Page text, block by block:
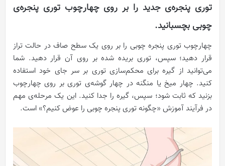
توری پنجره‌ی جدید را بر روی چهارچوب توری پنجره‌ی
چوبی بچسبانید.
چهارچوب توری پنجره چوبی را بر روی یک سطح صاف در حالت تراز
قرار دهید؛ سپس، توری بریده شده بر روی آن قرار دهید. شما
می‌توانید از گیره برای محکم‌سازی توری بر سر جای خود استفاده
کنید. چهار میخ یا منگنه در چهار گوشه‌ی توری بر روی چهارچوب
بزنید که ثابت شود؛ سپس، گیره را جدا کنید. این یک مرحله‌ی مهم
در فرآیند آموزش «چگونه توری پنجره چوبی را عوض کنیم؟» است.